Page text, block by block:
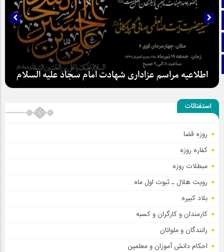
آپارات
اطلاعیه مراسم عزاداری شهادت امام سجاد علیه السلام
استفتائات
روزه قضا
کفاره روزه
مبطلات روزه
رویت هلال ـ ثبوت اول ماه
بلاد کبیره
کارمندان و کارگران و کسبه
رانندگان و ملوانان
احکام دانش آموزان و معلمین